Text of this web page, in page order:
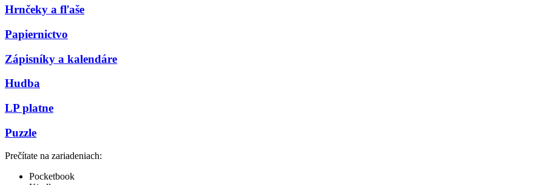
Hrnčeky a fľaše
Papiernictvo
Zápisníky a kalendáre
Hudba
LP platne
Puzzle
Prečítate na zariadeniach:
Pocketbook